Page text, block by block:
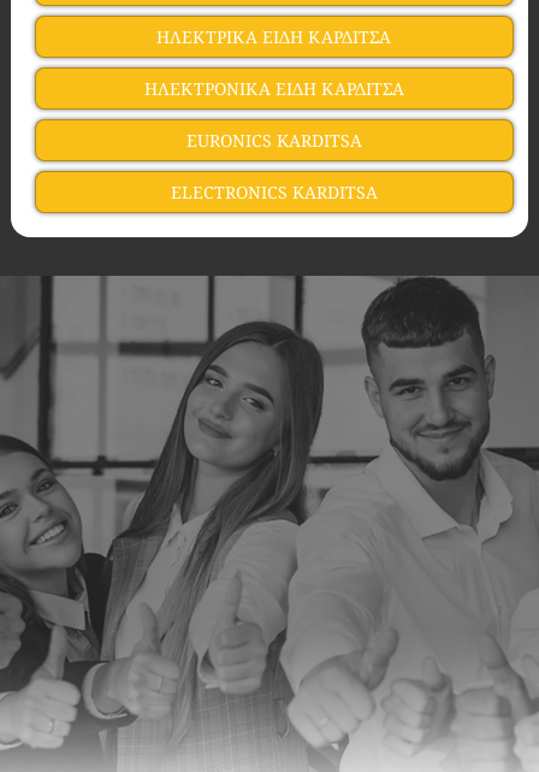
ΗΛΕΚΤΡΙΚΑ ΕΙΔΗ ΚΑΡΔΙΤΣΑ
ΗΛΕΚΤΡΟΝΙΚΑ ΕΙΔΗ ΚΑΡΔΙΤΣΑ
EURONICS KARDITSA
ELECTRONICS KARDITSA